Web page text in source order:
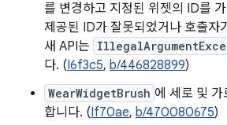
를 변경하고 지정된 위젯의 ID를
제공된 ID가 잘못되었거나 호출자
새 API는
다. (I6f3c5, b/446828899)
WearWidgetBrush 에 세로 및
합니다. (If70ae, b/470080675)